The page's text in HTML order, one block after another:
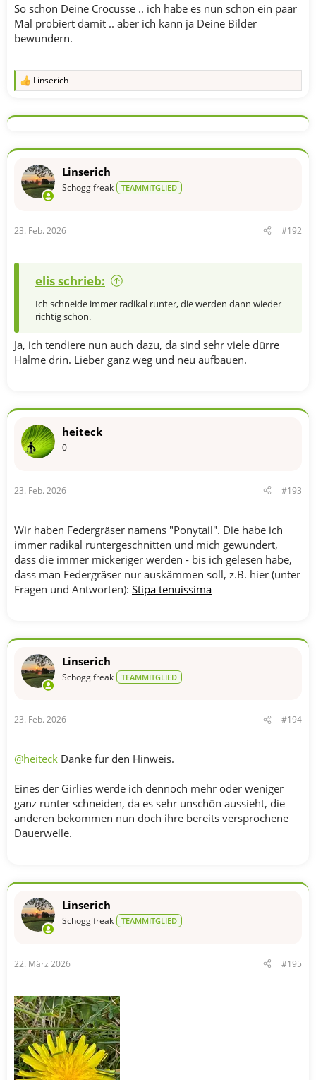
So schön Deine Crocusse .. ich habe es nun schon ein paar
Mal probiert damit .. aber ich kann ja Deine Bilder
bewundern.
R
k
o
e
n
Linserich
Linserich
Schoggifreak TEAMMITGLIED
23. Feb. 2026 #192
elis schrieb:
Ich schneide immer radikal runter, die werden dann wieder
richtig schön.
Ja, ich tendiere nun auch dazu, da sind sehr viele dürre
Halme drin. Lieber ganz weg und neu aufbauen.
heiteck
0
23. Feb. 2026 #193
Wir haben Federgräser namens "Ponytail". Die habe ich
immer radikal runtergeschnitten und mich gewundert,
dass die immer mickeriger werden - bis ich gelesen habe,
dass man Federgräser nur auskämmen soll, z.B. hier (unter
Fragen und Antworten): Stipa tenuissima
Linserich
Schoggifreak TEAMMITGLIED
23. Feb. 2026 #194
@heiteck Danke für den Hinweis.
Eines der Girlies werde ich dennoch mehr oder weniger
ganz runter schneiden, da es sehr unschön aussieht, die
anderen bekommen nun doch ihre bereits versprochene
Dauerwelle.
Linserich
Schoggifreak TEAMMITGLIED
22. März 2026 #195